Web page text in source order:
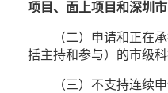
项目、面上项目和深圳
（二）申请和正在承
括主持和参与）的市级
（三）不支持连续申